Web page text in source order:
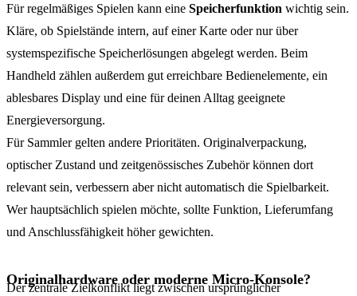
Für regelmäßiges Spielen kann eine Speicherfunktion wichtig sein.
Kläre, ob Spielstände intern, auf einer Karte oder nur über
systemspezifische Speicherlösungen abgelegt werden. Beim
Handheld zählen außerdem gut erreichbare Bedienelemente, ein
ablesbares Display und eine für deinen Alltag geeignete
Energieversorgung.
Für Sammler gelten andere Prioritäten. Originalverpackung,
optischer Zustand und zeitgenössisches Zubehör können dort
relevant sein, verbessern aber nicht automatisch die Spielbarkeit.
Wer hauptsächlich spielen möchte, sollte Funktion, Lieferumfang
und Anschlussfähigkeit höher gewichten.
Originalhardware oder moderne Micro-Konsole?
Der zentrale Zielkonflikt liegt zwischen ursprünglicher